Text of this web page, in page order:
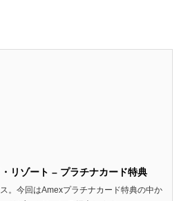
リゾート – プラチナカード特典
。今回はAmexプラチナカード特典の中か